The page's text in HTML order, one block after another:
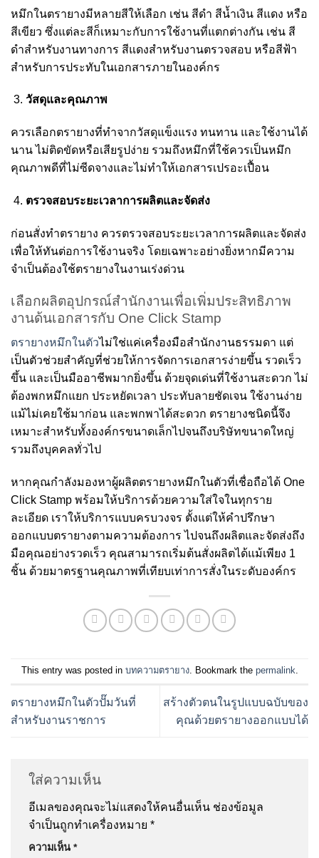
หมึกในตรายางมีหลายสีให้เลือก เช่น สีดำ สีน้ำเงิน สีแดง หรือ
สีเขียว ซึ่งแต่ละสีก็เหมาะกับการใช้งานที่แตกต่างกัน เช่น สี
ดำสำหรับงานทางการ สีแดงสำหรับงานตรวจสอบ หรือสีฟ้า
สำหรับการประทับในเอกสารภายในองค์กร
วัสดุและคุณภาพ
ควรเลือกตรายางที่ทำจากวัสดุแข็งแรง ทนทาน และใช้งานได้
นาน ไม่ติดขัดหรือเสียรูปง่าย รวมถึงหมึกที่ใช้ควรเป็นหมึก
คุณภาพดีที่ไม่ซีดจางและไม่ทำให้เอกสารเปรอะเปื้อน
ตรวจสอบระยะเวลาการผลิตและจัดส่ง
ก่อนสั่งทำตรายาง ควรตรวจสอบระยะเวลาการผลิตและจัดส่ง
เพื่อให้ทันต่อการใช้งานจริง โดยเฉพาะอย่างยิ่งหากมีความ
จำเป็นต้องใช้ตรายางในงานเร่งด่วน
เลือกผลิตอุปกรณ์สำนักงานเพื่อเพิ่มประสิทธิภาพ
งานด้นเอกสารกับ One Click Stamp
ตรายางหมึกในตัวไม่ใช่แค่เครื่องมือสำนักงานธรรมดา แต่
เป็นตัวช่วยสำคัญที่ช่วยให้การจัดการเอกสารง่ายขึ้น รวดเร็ว
ขึ้น และเป็นมืออาชีพมากยิ่งขึ้น ด้วยจุดเด่นที่ใช้งานสะดวก ไม่
ต้องพกหมึกแยก ประหยัดเวลา ประทับลายชัดเจน ใช้งานง่าย
แม้ไม่เคยใช้มาก่อน และพกพาได้สะดวก ตรายางชนิดนี้จึง
เหมาะสำหรับทั้งองค์กรขนาดเล็กไปจนถึงบริษัทขนาดใหญ่
รวมถึงบุคคลทั่วไป
หากคุณกำลังมองหาผู้ผลิตตรายางหมึกในตัวที่เชื่อถือได้ One
Click Stamp พร้อมให้บริการด้วยความใส่ใจในทุกราย
ละเอียด เราให้บริการแบบครบวงจร ตั้งแต่ให้คำปรึกษา
ออกแบบตรายางตามความต้องการ ไปจนถึงผลิตและจัดส่งถึง
มือคุณอย่างรวดเร็ว คุณสามารถเริ่มต้นสั่งผลิตได้แม้เพียง 1
ชิ้น ด้วยมาตรฐานคุณภาพที่เทียบเท่าการสั่งในระดับองค์กร
This entry was posted in บทความตรายาง. Bookmark the permalink.
ตรายางหมึกในตัวปั๊มวันที่
สำหรับงานราชการ
สร้างตัวตนในรูปแบบฉบับของ
คุณด้วยตรายางออกแบบได้
ใส่ความเห็น
อีเมลของคุณจะไม่แสดงให้คนอื่นเห็น ช่องข้อมูล
จำเป็นถูกทำเครื่องหมาย *
ความเห็น *